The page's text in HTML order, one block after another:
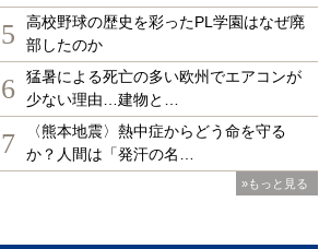
5
高校野球の歴史を彩ったPL学園はなぜ廃
部したのか
6
猛暑による死亡の多い欧州でエアコンが
少ない理由…建物と…
7
〈熊本地震〉熱中症からどう命を守る
か？人間は「発汗の名…
»もっと見る